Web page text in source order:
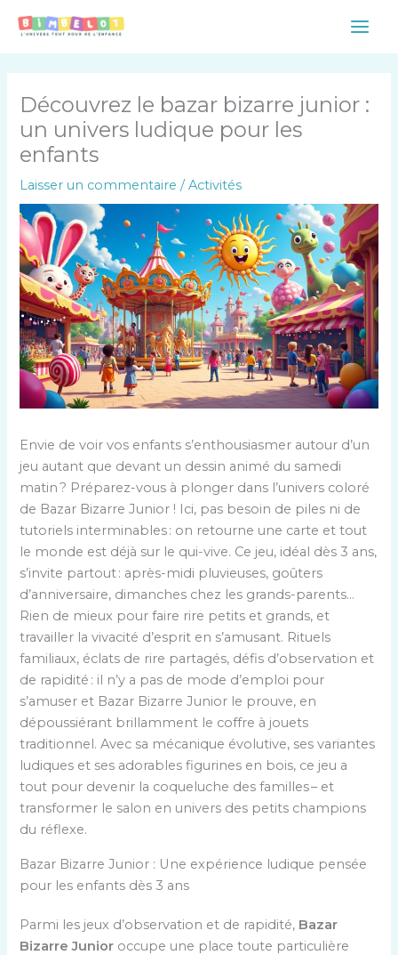
Main
Découvrez le bazar bizarre junior :
un univers ludique pour les
enfants
Laisser un commentaire /Activités
Envie de voir vos enfants s’enthousiasmer autour d’un
jeu autant que devant un dessin animé du samedi
matin ? Préparez-vous à plonger dans l’univers coloré
de Bazar Bizarre Junior ! Ici, pas besoin de piles ni de
tutoriels interminables : on retourne une carte et tout
le monde est déjà sur le qui-vive. Ce jeu, idéal dès 3 ans,
s’invite partout : après-midi pluvieuses, goûters
d’anniversaire, dimanches chez les grands-parents…
Rien de mieux pour faire rire petits et grands, et
travailler la vivacité d’esprit en s’amusant. Rituels
familiaux, éclats de rire partagés, défis d’observation et
de rapidité : il n’y a pas de mode d’emploi pour
s’amuser et Bazar Bizarre Junior le prouve, en
dépoussiérant brillamment le coffre à jouets
traditionnel. Avec sa mécanique évolutive, ses variantes
ludiques et ses adorables figurines en bois, ce jeu a
tout pour devenir la coqueluche des familles – et
transformer le salon en univers des petits champions
du réflexe.
Bazar Bizarre Junior : Une expérience ludique pensée
pour les enfants dès 3 ans
Parmi les jeux d’observation et de rapidité, Bazar
Bizarre Junior occupe une place toute particulière